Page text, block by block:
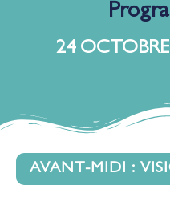
24
AVANT-MIDI :